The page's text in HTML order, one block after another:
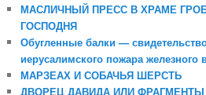
МАСЛИЧНЫЙ ПРЕСС В ХРАМЕ
ГОСПОДНЯ
Обугленные балки —
иерусалимского пожара железного
МАРЗЕАХ И СОБАЧЬЯ ШЕРСТЬ
ДВОРЕЦ ДАВИДА ИЛИ ФРАГМЕНТЫ